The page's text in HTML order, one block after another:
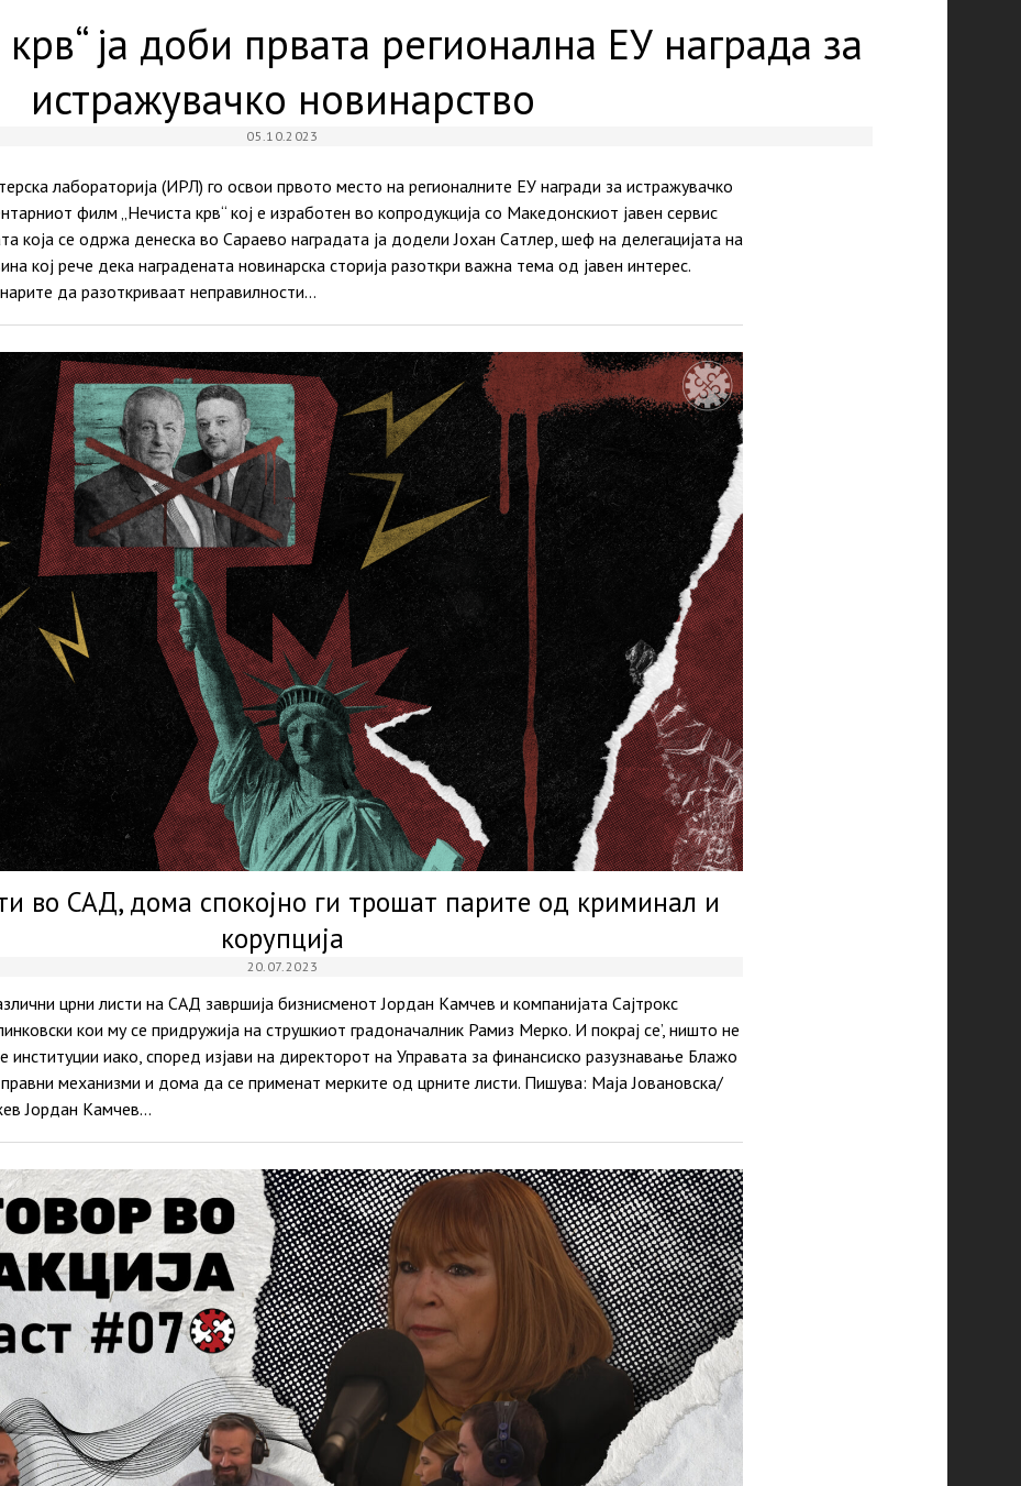
ја доби првата регионална ЕУ награда за
истражувачко новинарство
05.10.2023
лабораторија (ИРЛ) го освои првото место на регионалните ЕУ награди за истражувачко
филм „Нечиста крв“ кој е изработен во копродукција со Македонскиот јавен сервис
која се одржа денеска во Сараево наградата ја додели Јохан Сатлер, шеф на делегацијата на
кој рече дека наградената новинарска сторија разоткри важна тема од јавен интерес.
да разоткриваат неправилности…
во САД, дома спокојно ги трошат парите од криминал и
корупција
20.07.2023
црни листи на САД завршија бизнисменот Јордан Камчев и компанијата Сајтрокс
кои му се придружија на струшкиот градоначалник Рамиз Мерко. И покрај се’, ништо не
институции иако, според изјави на директорот на Управата за финансиско разузнавање Блажо
механизми и дома да се применат мерките од црните листи. Пишува: Маја Јовановска/
Јордан Камчев…